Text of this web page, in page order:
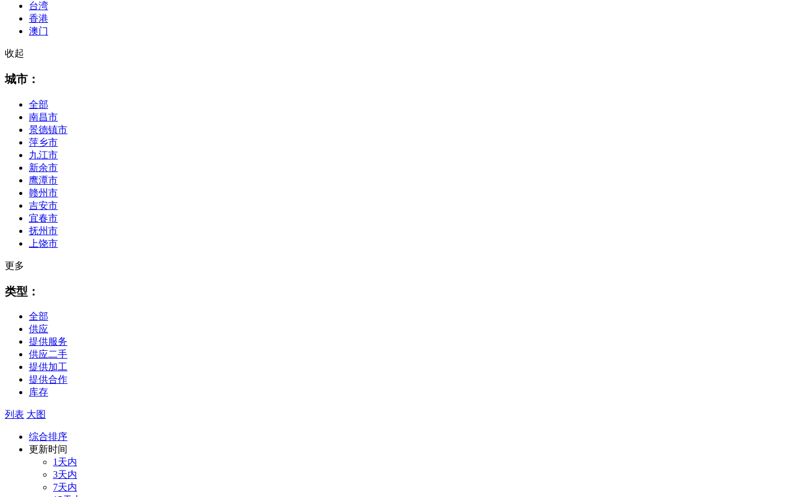
台湾
香港
澳门
收起
城市：
全部
南昌市
景德镇市
萍乡市
九江市
新余市
鹰潭市
赣州市
吉安市
宜春市
抚州市
上饶市
更多
类型：
全部
供应
提供服务
供应二手
提供加工
提供合作
库存
列表 大图
综合排序
更新时间
1天内
3天内
7天内